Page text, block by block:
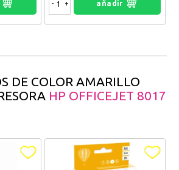
- + añadir
DE COLOR AMARILLO
HP OFFICEJET 8017